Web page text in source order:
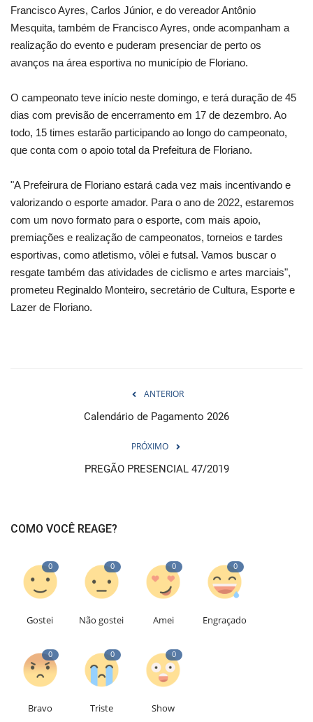
Francisco Ayres, Carlos Júnior, e do vereador Antônio
Mesquita, também de Francisco Ayres, onde acompanham a
realização do evento e puderam presenciar de perto os
avanços na área esportiva no município de Floriano.
O campeonato teve início neste domingo, e terá duração de 45
dias com previsão de encerramento em 17 de dezembro. Ao
todo, 15 times estarão participando ao longo do campeonato,
que conta com o apoio total da Prefeitura de Floriano.
"A Prefeirura de Floriano estará cada vez mais incentivando e
valorizando o esporte amador. Para o ano de 2022, estaremos
com um novo formato para o esporte, com mais apoio,
premiações e realização de campeonatos, torneios e tardes
esportivas, como atletismo, vôlei e futsal. Vamos buscar o
resgate também das atividades de ciclismo e artes marciais",
prometeu Reginaldo Monteiro, secretário de Cultura, Esporte e
Lazer de Floriano.
ANTERIOR
Calendário de Pagamento 2026
PRÓXIMO
PREGÃO PRESENCIAL 47/2019
COMO VOCÊ REAGE?
0
Gostei
0
Não gostei
0
Amei
0
Engraçado
0
Bravo
0
Triste
0
Show